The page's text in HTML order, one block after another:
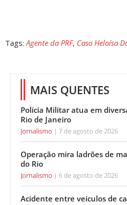
Tags: Agente da PRF, Caso Heloísa
MAIS QUENTES
Polícia Militar atua em
Rio de Janeiro
Jornalismo 7 de agosto de 2026
Operação mira ladrões de
do Rio
Jornalismo 6 de agosto de 2026
Acidente entre veículos de